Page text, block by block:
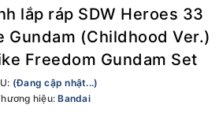
lắp ráp SDW Heroes 33
Gundam (Childhood Ver.)
Freedom Gundam Set
(Đang cập nhật...)
hiệu:Bandai